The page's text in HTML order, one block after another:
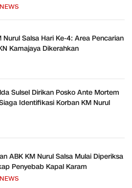
Nurul Salsa Hari Ke-4: Area Pencarian
Kamajaya Dikerahkan
Sulsel Dirikan Posko Ante Mortem
Identifikasi Korban KM Nurul
ABK KM Nurul Salsa Mulai Diperiksa
Penyebab Kapal Karam